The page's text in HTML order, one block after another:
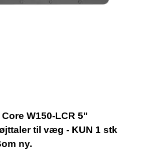
W150-LCR 5"
til væg - KUN 1 stk
ny.